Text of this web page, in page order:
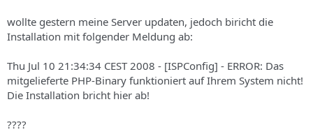
s
T
e
m
a
s
d
a
u
m
wollte gestern meine Server updaten, jedoch biricht die
Installation mit folgender Meldung ab:
Thu Jul 10 21:34:34 CEST 2008 - [ISPConfig] - ERROR: Das
mitgelieferte PHP-Binary funktioniert auf Ihrem System nicht!
Die Installation bricht hier ab!
????